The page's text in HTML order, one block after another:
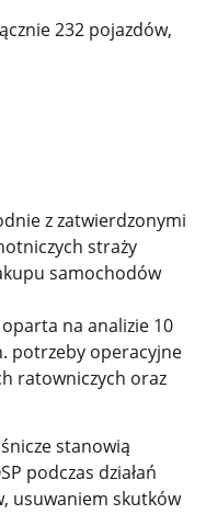
232 pojazdów,
z zatwierdzonymi
straży
samochodów
na analizie 10
potrzeby operacyjne
ratowniczych oraz
stanowią
podczas działań
usuwaniem skutków